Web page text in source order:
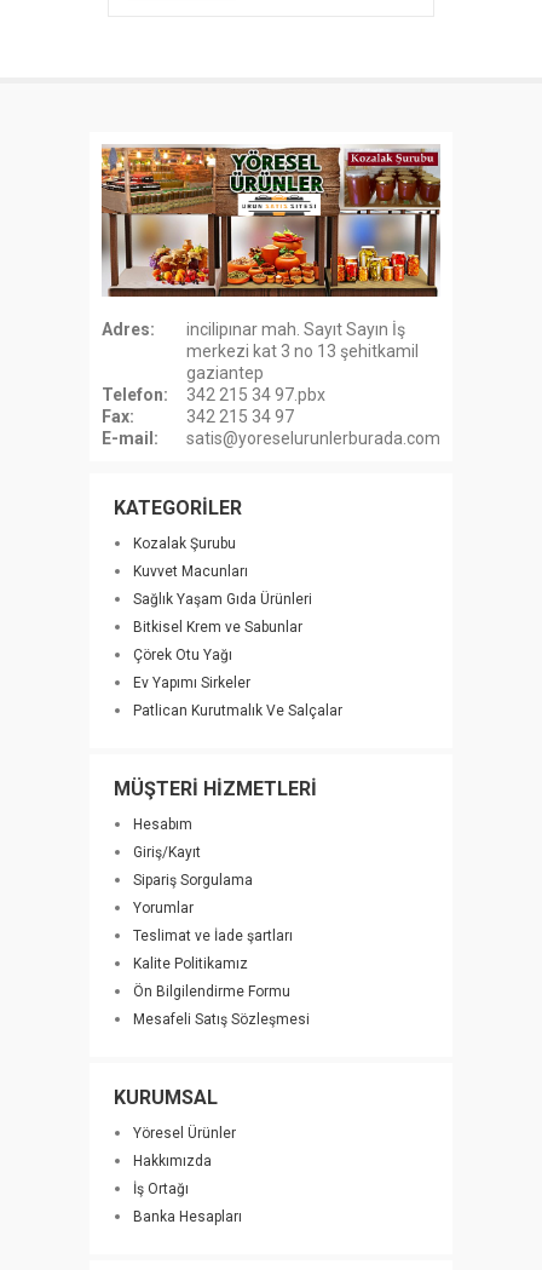
Adres:
incilipınar mah. Sayıt Sayın İş
merkezi kat 3 no 13 şehitkamil
gaziantep
Telefon:
342 215 34 97.pbx
Fax:
342 215 34 97
E-mail:
satis@yoreselurunlerburada.com
KATEGORİLER
Kozalak Şurubu
Kuvvet Macunları
Sağlık Yaşam Gıda Ürünleri
Bitkisel Krem ve Sabunlar
Çörek Otu Yağı
Ev Yapımı Sirkeler
Patlican Kurutmalık Ve Salçalar
MÜŞTERİ HİZMETLERİ
Hesabım
Giriş/Kayıt
Sipariş Sorgulama
Yorumlar
Teslimat ve İade şartları
Kalite Politikamız
Ön Bilgilendirme Formu
Mesafeli Satış Sözleşmesi
KURUMSAL
Yöresel Ürünler
Hakkımızda
İş Ortağı
Banka Hesapları